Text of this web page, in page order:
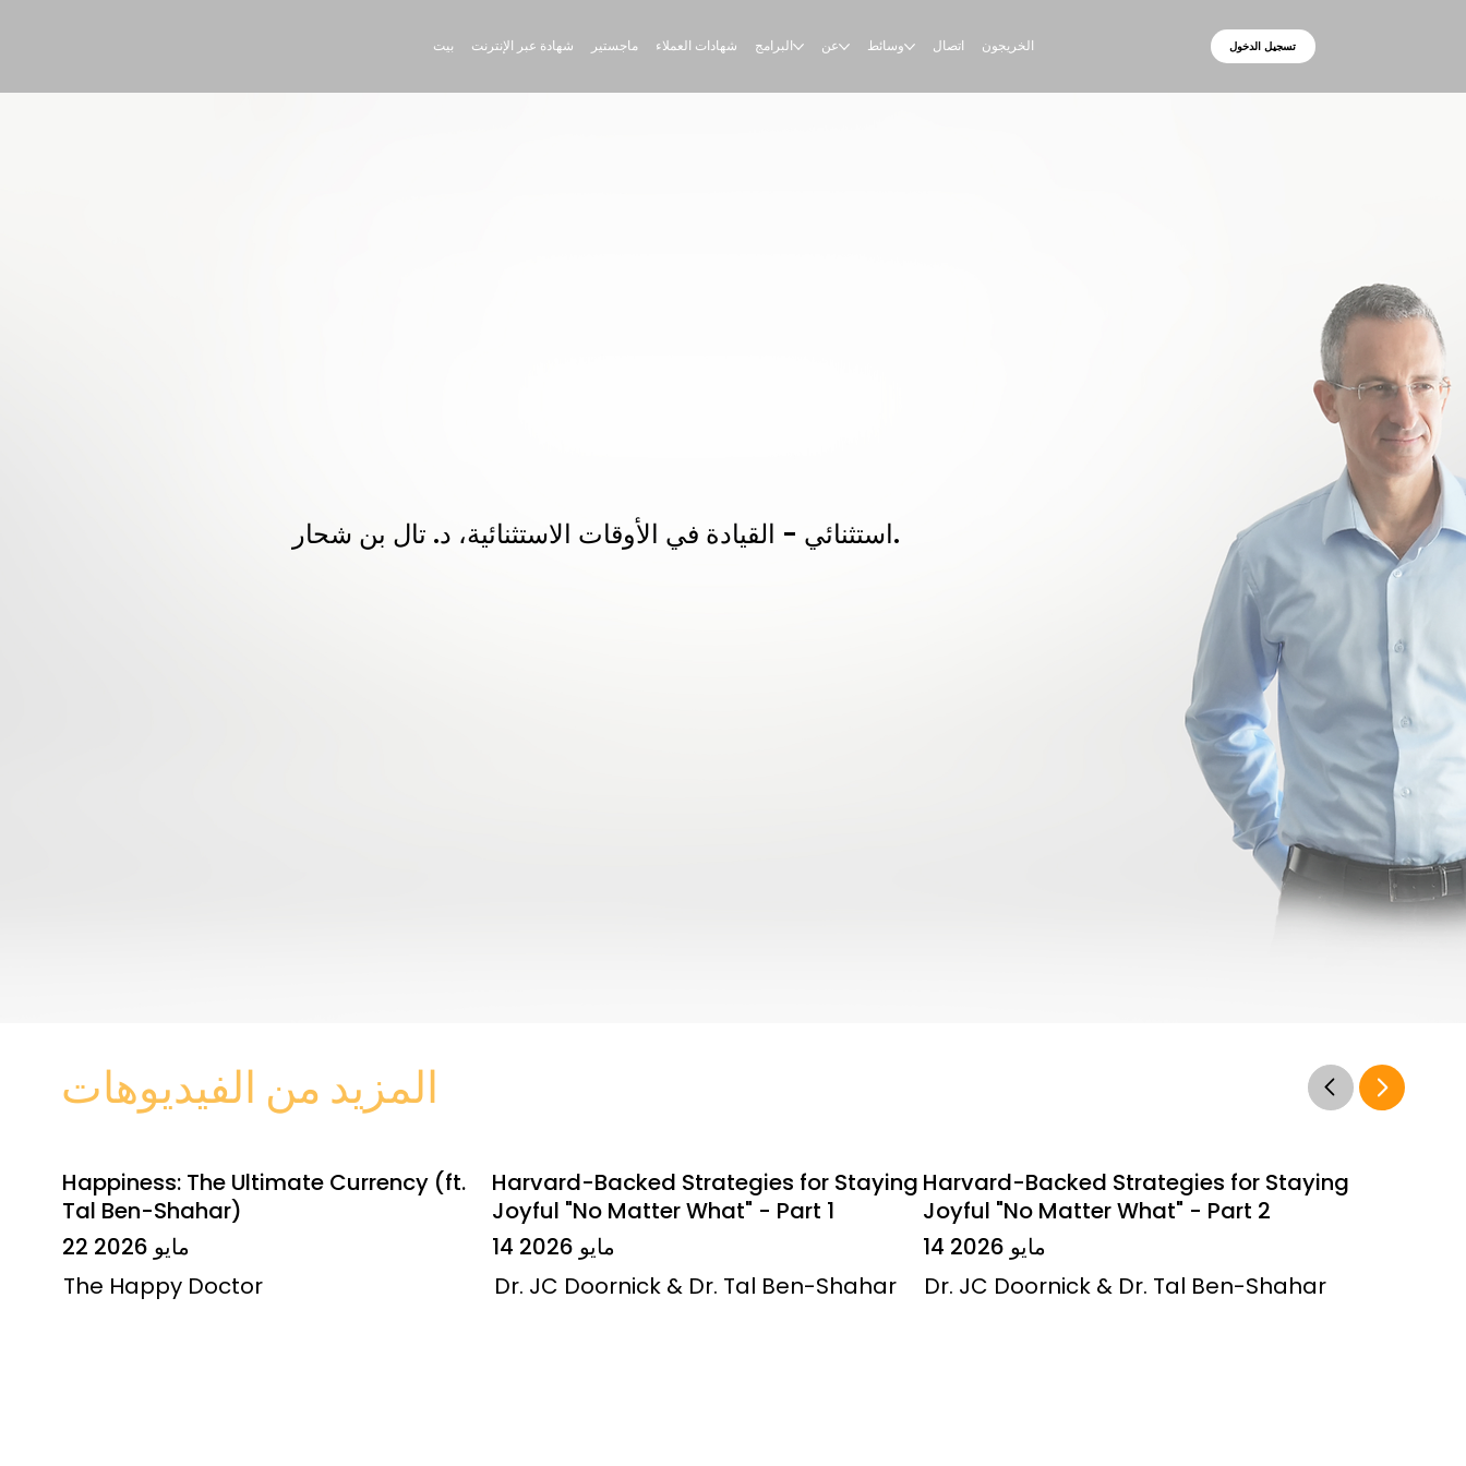
بيت شهادة عبر الإنترنت ماجستير شهادات العملاء البرامج عن وسائط اتصال الخريجون تسجيل الدخول
استثنائي - القيادة في الأوقات الاستثنائية، د. تال بن شحار.
المزيد من الفيديوهات
Happiness: The Ultimate Currency (ft.
Tal Ben-Shahar)
22 مايو 2026
The Happy Doctor
Harvard-Backed Strategies for Staying
Joyful "No Matter What" - Part 1
14 مايو 2026
Dr. JC Doornick & Dr. Tal Ben-Shahar
Harvard-Backed Strategies for Staying
Joyful "No Matter What" - Part 2
14 مايو 2026
Dr. JC Doornick & Dr. Tal Ben-Shahar